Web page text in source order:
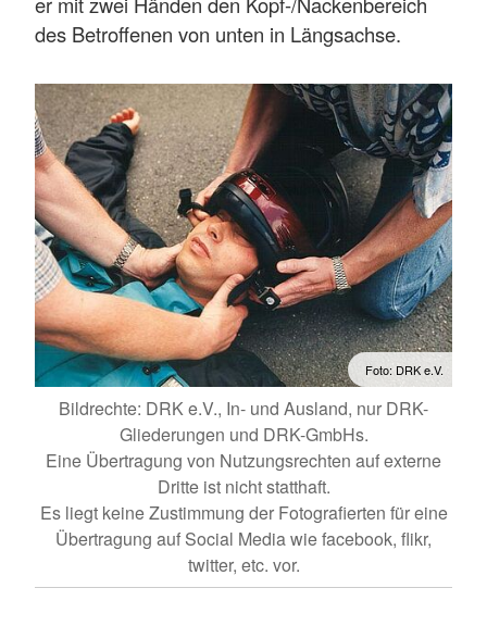
des Betroffenen von unten in Längsachse.
Foto: DRK e.V.
Bildrechte: DRK e.V., In- und Ausland, nur DRK-
Gliederungen und DRK-GmbHs.
Eine Übertragung von Nutzungsrechten auf externe
Dritte ist nicht statthaft.
Es liegt keine Zustimmung der Fotografierten für eine
Übertragung auf Social Media wie facebook, flikr,
twitter, etc. vor.